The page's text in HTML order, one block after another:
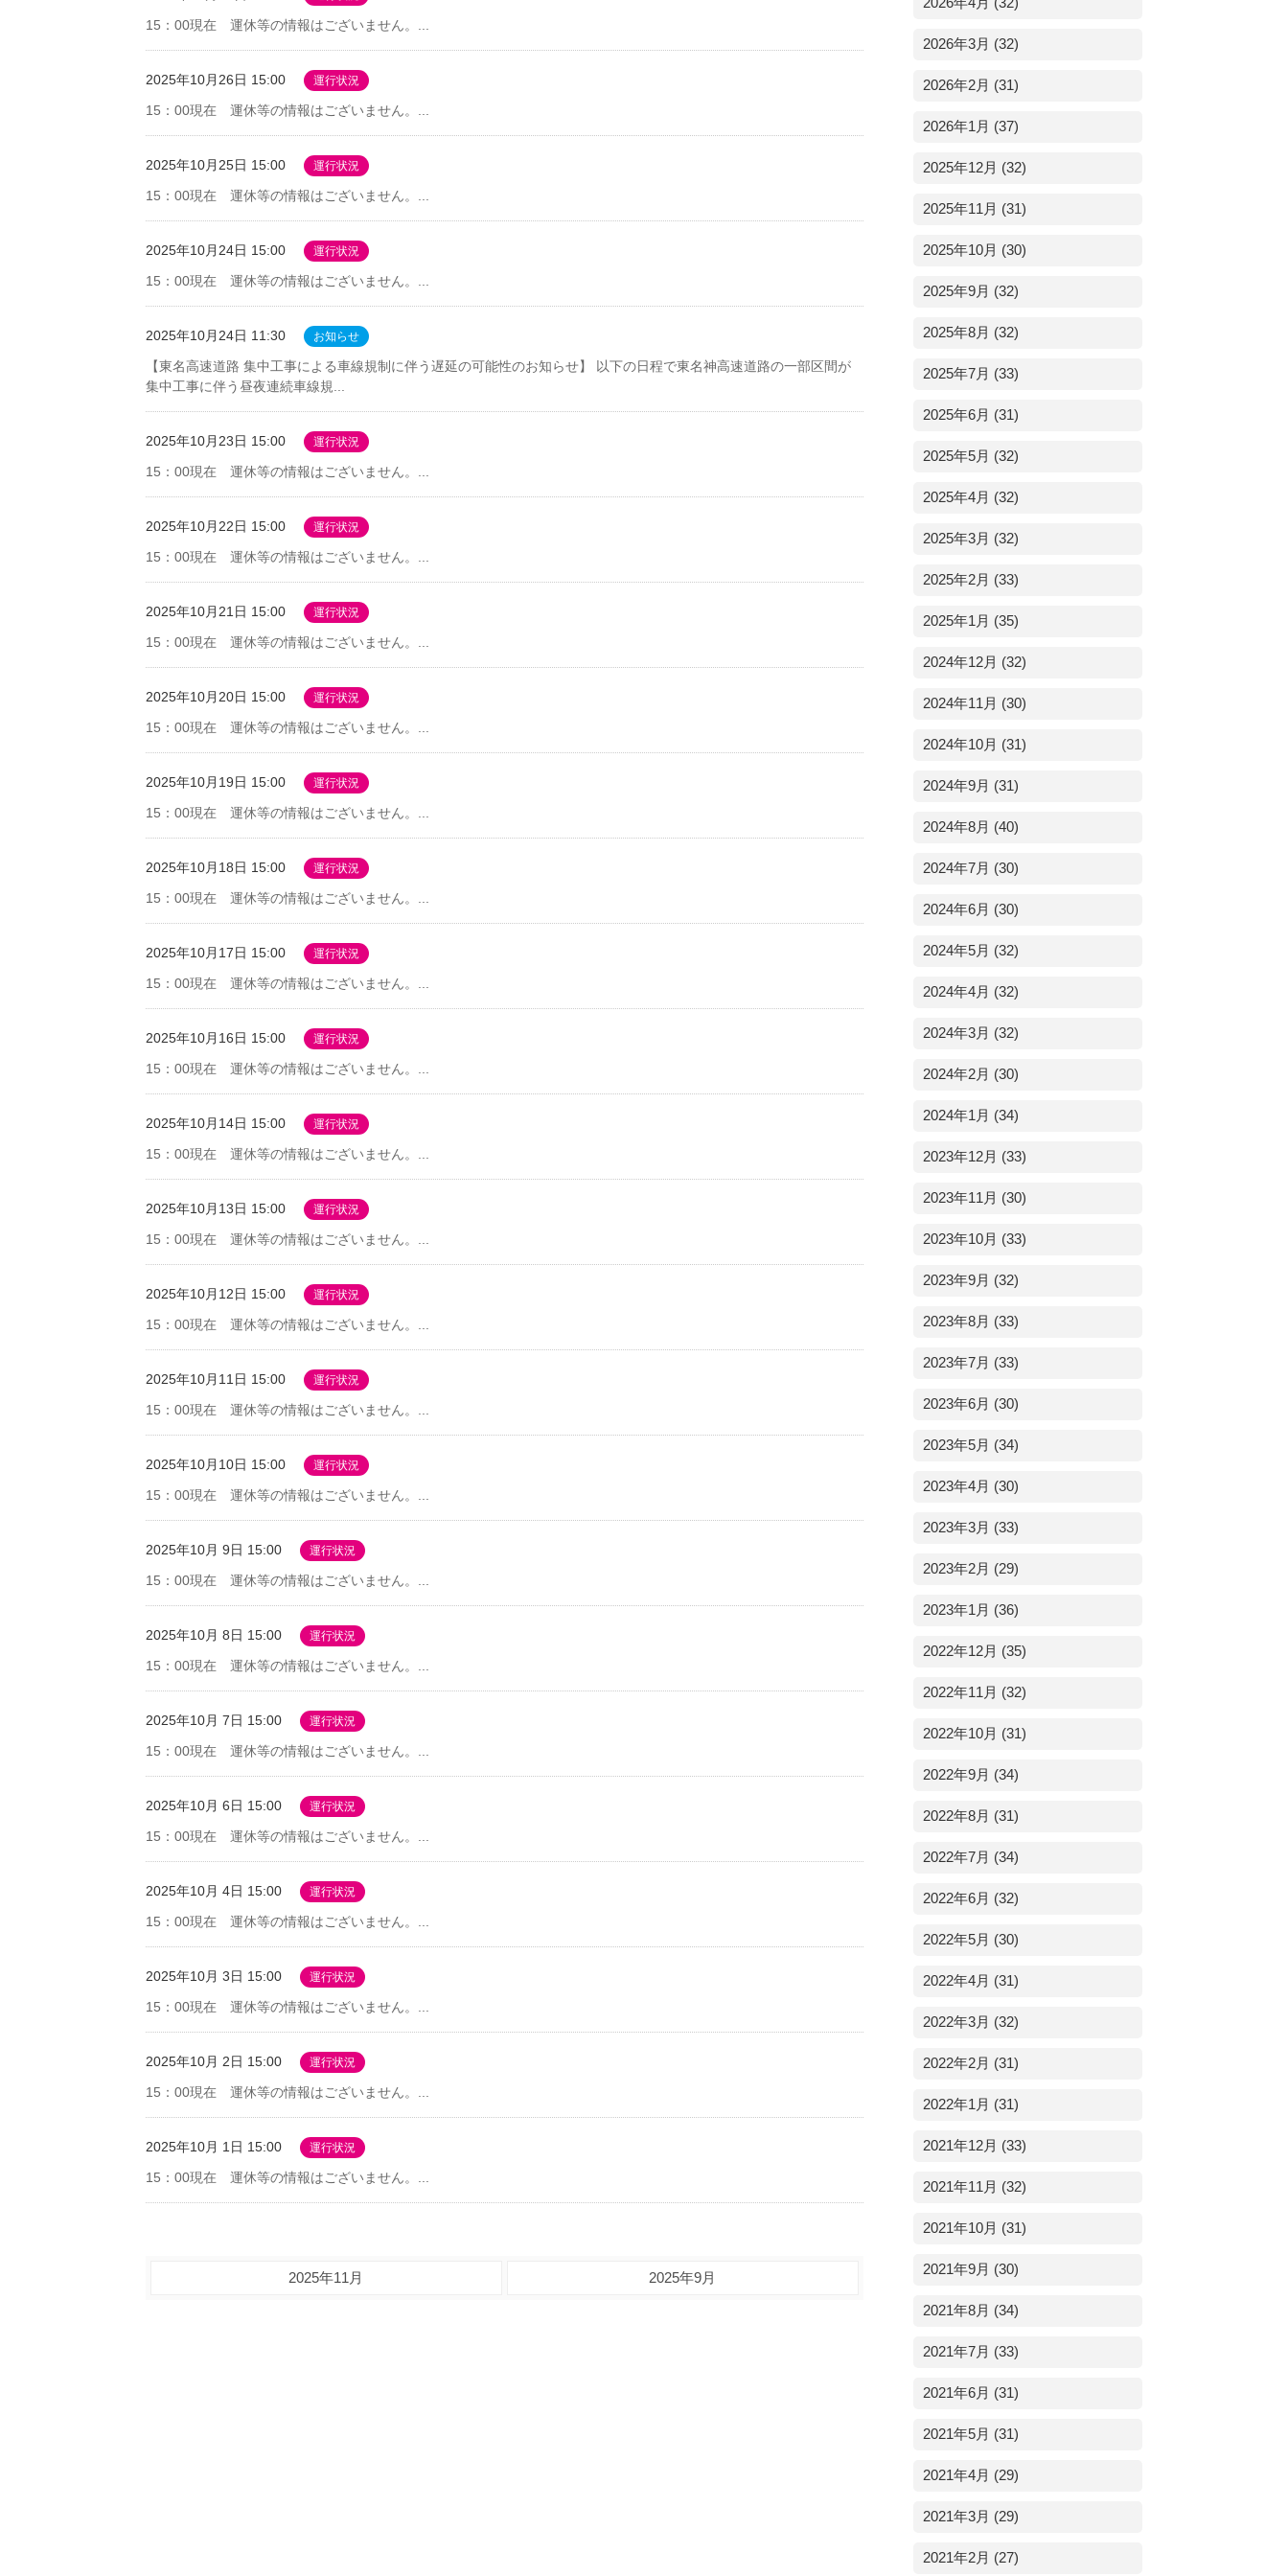
15：00現在 運休等の情報はございません。...
2025年10月26日 15:00 運行状況
15：00現在 運休等の情報はございません。...
2025年10月25日 15:00 運行状況
15：00現在 運休等の情報はございません。...
2025年10月24日 15:00 運行状況
15：00現在 運休等の情報はございません。...
2025年10月24日 11:30 お知らせ
【東名高速道路 集中工事による車線規制に伴う遅延の可能性のお知らせ】 以下の日程で東名神高速道路の一部区間が
集中工事に伴う昼夜連続車線規...
2025年10月23日 15:00 運行状況
15：00現在 運休等の情報はございません。...
2025年10月22日 15:00 運行状況
15：00現在 運休等の情報はございません。...
2025年10月21日 15:00 運行状況
15：00現在 運休等の情報はございません。...
2025年10月20日 15:00 運行状況
15：00現在 運休等の情報はございません。...
2025年10月19日 15:00 運行状況
15：00現在 運休等の情報はございません。...
2025年10月18日 15:00 運行状況
15：00現在 運休等の情報はございません。...
2025年10月17日 15:00 運行状況
15：00現在 運休等の情報はございません。...
2025年10月16日 15:00 運行状況
15：00現在 運休等の情報はございません。...
2025年10月14日 15:00 運行状況
15：00現在 運休等の情報はございません。...
2025年10月13日 15:00 運行状況
15：00現在 運休等の情報はございません。...
2025年10月12日 15:00 運行状況
15：00現在 運休等の情報はございません。...
2025年10月11日 15:00 運行状況
15：00現在 運休等の情報はございません。...
2025年10月10日 15:00 運行状況
15：00現在 運休等の情報はございません。...
2025年10月 9日 15:00 運行状況
15：00現在 運休等の情報はございません。...
2025年10月 8日 15:00 運行状況
15：00現在 運休等の情報はございません。...
2025年10月 7日 15:00 運行状況
15：00現在 運休等の情報はございません。...
2025年10月 6日 15:00 運行状況
15：00現在 運休等の情報はございません。...
2025年10月 4日 15:00 運行状況
15：00現在 運休等の情報はございません。...
2025年10月 3日 15:00 運行状況
15：00現在 運休等の情報はございません。...
2025年10月 2日 15:00 運行状況
15：00現在 運休等の情報はございません。...
2025年10月 1日 15:00 運行状況
15：00現在 運休等の情報はございません。...
2025年9月
2025年11月
2026年3月 (32)
2026年2月 (31)
2026年1月 (37)
2025年12月 (32)
2025年11月 (31)
2025年10月 (30)
2025年9月 (32)
2025年8月 (32)
2025年7月 (33)
2025年6月 (31)
2025年5月 (32)
2025年4月 (32)
2025年3月 (32)
2025年2月 (33)
2025年1月 (35)
2024年12月 (32)
2024年11月 (30)
2024年10月 (31)
2024年9月 (31)
2024年8月 (40)
2024年7月 (30)
2024年6月 (30)
2024年5月 (32)
2024年4月 (32)
2024年3月 (32)
2024年2月 (30)
2024年1月 (34)
2023年12月 (33)
2023年11月 (30)
2023年10月 (33)
2023年9月 (32)
2023年8月 (33)
2023年7月 (33)
2023年6月 (30)
2023年5月 (34)
2023年4月 (30)
2023年3月 (33)
2023年2月 (29)
2023年1月 (36)
2022年12月 (35)
2022年11月 (32)
2022年10月 (31)
2022年9月 (34)
2022年8月 (31)
2022年7月 (34)
2022年6月 (32)
2022年5月 (30)
2022年4月 (31)
2022年3月 (32)
2022年2月 (31)
2022年1月 (31)
2021年12月 (33)
2021年11月 (32)
2021年10月 (31)
2021年9月 (30)
2021年8月 (34)
2021年7月 (33)
2021年6月 (31)
2021年5月 (31)
2021年4月 (29)
2021年3月 (29)
2021年2月 (27)